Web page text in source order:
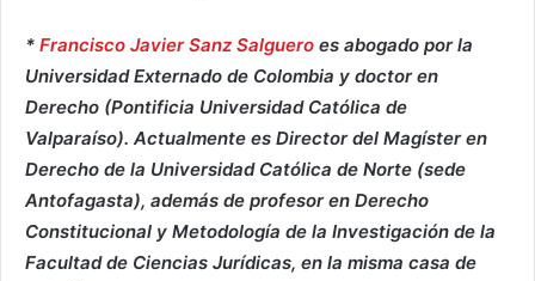
* Francisco Javier Sanz Salguero es abogado por la
Universidad Externado de Colombia y doctor en
Derecho (Pontificia Universidad Católica de
Valparaíso). Actualmente es Director del Magíster en
Derecho de la Universidad Católica de Norte (sede
Antofagasta), además de profesor en Derecho
Constitucional y Metodología de la Investigación de la
Facultad de Ciencias Jurídicas, en la misma casa de